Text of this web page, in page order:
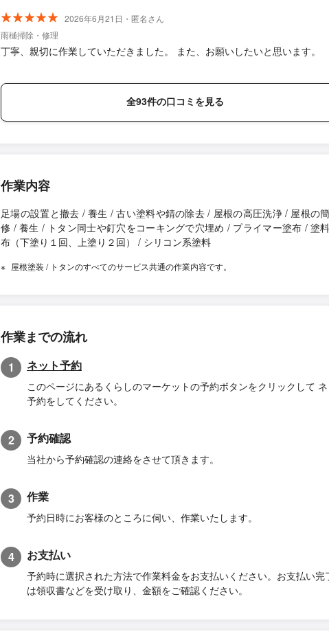
が暮らせるようになり本当に嬉しいです。また何かあればぜひお願いした
す。
2026年6月21日・匿名さん
雨樋掃除・修理
丁寧、親切に作業していただきました。 また、お願いしたいと思います。
全93件の口コミを見る
作業内容
足場の設置と撤去 / 養生 / 古い塗料や錆の除去 / 屋根の高圧洗浄 / 屋根の
修 / 養生 / トタン同士や釘穴をコーキングで穴埋め / プライマー塗布 / 塗
布（下塗り１回、上塗り２回） / シリコン系塗料
屋根塗装 / トタンのすべてのサービス共通の作業内容です。
作業までの流れ
1 ネット予約
このページにあるくらしのマーケットの予約ボタンをクリックして
予約をしてください。
2 予約確認
当社から予約確認の連絡をさせて頂きます。
3 作業
予約日時にお客様のところに伺い、作業いたします。
4 お支払い
予約時に選択された方法で作業料金をお支払いください。お支払い完
は領収書などを受け取り、金額をご確認ください。